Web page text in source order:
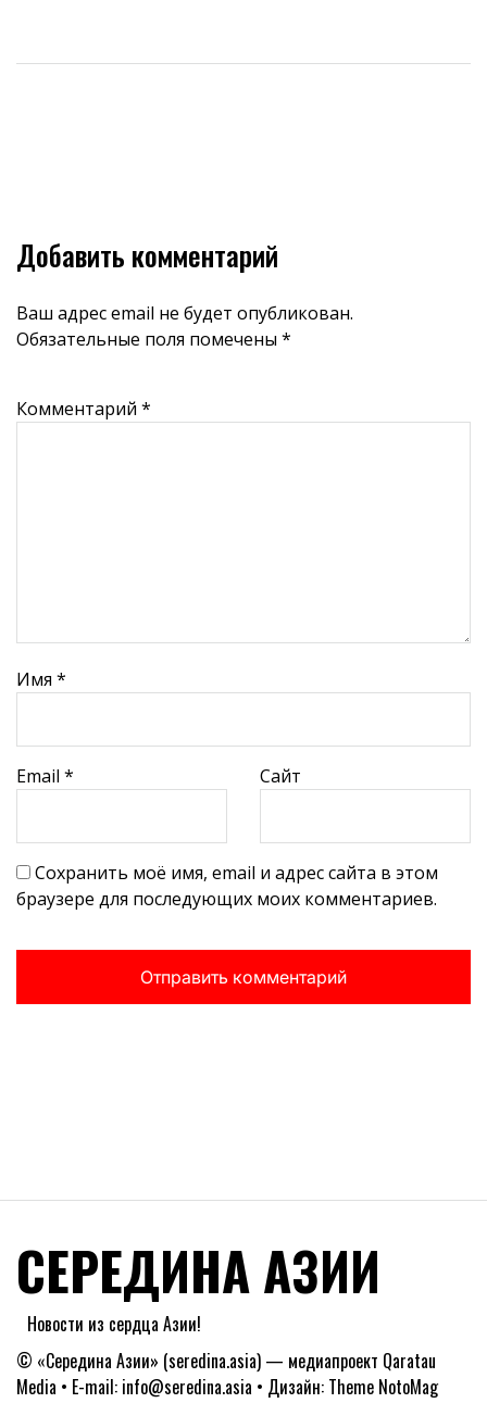
Добавить комментарий
Ваш адрес email не будет опубликован.
Обязательные поля помечены *
Комментарий *
Имя *
Email * Сайт
Сохранить моё имя, email и адрес сайта в этом
браузере для последующих моих комментариев.
СЕРЕДИНА АЗИИ
Новости из сердца Азии!
© «Середина Азии» (seredina.asia) — медиапроект Qaratau
Media • E-mail: info@seredina.asia • Дизайн: Theme NotoMag